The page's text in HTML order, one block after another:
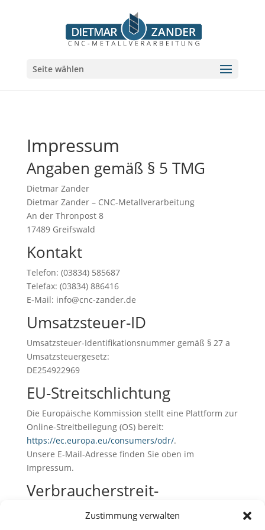
Zustimmung verwalten
Seite wählen
Impressum
Angaben gemäß § 5 TMG
Dietmar Zander
Dietmar Zander – CNC-Metallverarbeitung
An der Thronpost 8
17489 Greifswald
Kontakt
Telefon: (03834) 585687
Telefax: (03834) 886416
E-Mail: info@cnc-zander.de
Umsatzsteuer-ID
Umsatzsteuer-Identifikationsnummer gemäß § 27 a
Umsatzsteuergesetz:
DE254922969
EU-Streitschlichtung
Die Europäische Kommission stellt eine Plattform zur
Online-Streitbeilegung (OS) bereit:
https://ec.europa.eu/consumers/odr/.
Unsere E-Mail-Adresse finden Sie oben im
Impressum.
Verbraucher­streit­
schlichtungs­stelle